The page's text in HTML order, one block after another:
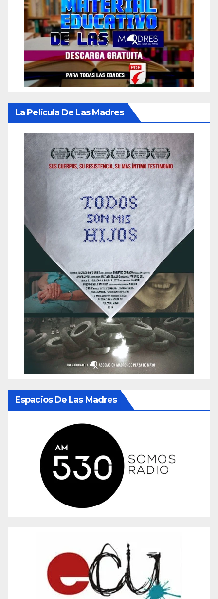
La Película De Las Madres
Espacios De Las Madres